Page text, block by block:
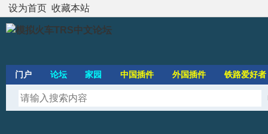
设为首页 收藏本站
门户 论坛 家园 中国插件 外国插件 铁路爱好者